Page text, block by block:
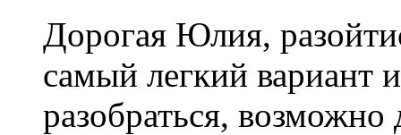
Дорогая Юлия,
самый легкий вариант
разобраться,